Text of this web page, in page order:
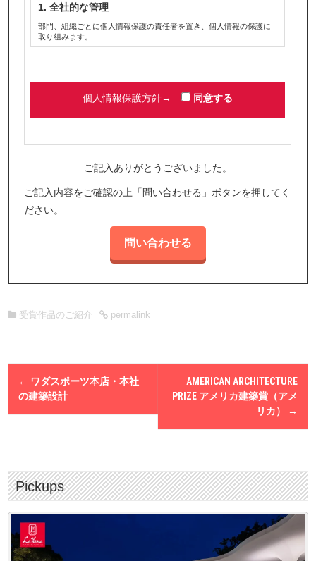
1. 全社的な管理
部門、組織ごとに個人情報保護の責任者を置き、個人情報の保護に
取り組みます。
3.不正利用の禁止
のみ利用いたします。正当な理由のある場合を除き、事前の同意な
4.外部委託先の選定および監督
個人情報の取り扱いを第三者に委託する場合、当社の責任において
適切な委託先を選定すると共に、委託先においても当社と同等の情
報の保護・管理がなされるべく必要かつ適切な監督を行います。
5.不正アクセスなどへの予防ならびに是正
るセキュリティの確保・向上に努めます。
6.情報主体の権利確保
は、ご本人確認の上、適切に対応させていただきます。
8.個人情報保護マネジメントシステムの継続的改善
個人情報保護マネジメントシステムを確立し、実施し、維持して改
善に努めます。
個人情報保護方針→ 同意する
ご記入ありがとうございました。
ご記入内容をご確認の上「問い合わせる」ボタンを押してく
ださい。
受賞作品のご紹介 permalink
t
g
a
t
o
n
← ワダスポーツ本店・本社
の建築設計
AMERICAN ARCHITECTURE
PRIZE アメリカ建築賞（アメ
リカ）
→
Pickups